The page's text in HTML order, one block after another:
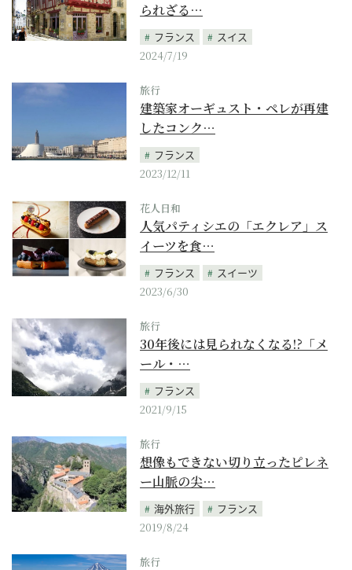
られざる…
フランス
スイス
2024/7/19
旅行
建築家オーギュスト・ペレが再建
したコンク…
フランス
2023/12/11
花人日和
人気パティシエの「エクレア」ス
イーツを食…
フランス
スイーツ
2023/6/30
旅行
30年後には見られなくなる!?「メ
ール・…
フランス
2021/9/15
旅行
想像もできない切り立ったピレネ
ー山脈の尖…
海外旅行
フランス
2019/8/24
旅行